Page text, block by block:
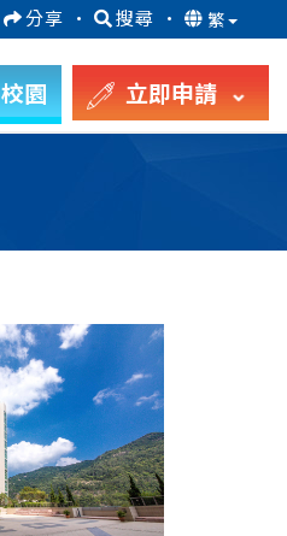
分享 · 搜尋 · 繁
校園 立即申請